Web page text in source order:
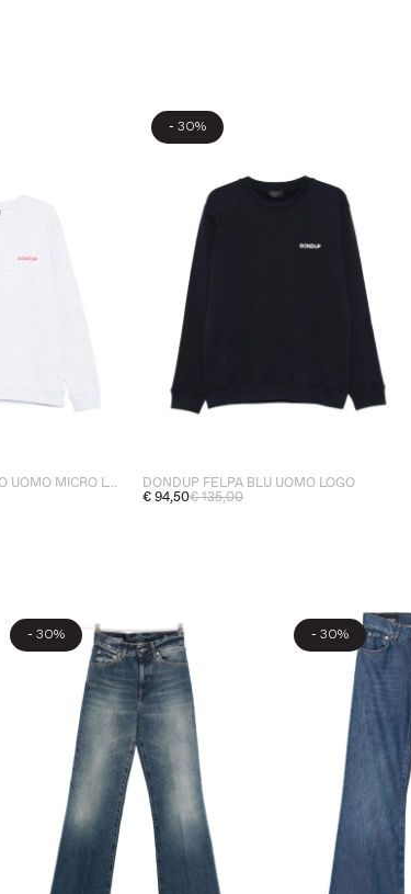
DONDUP FELPA GRIGIO UOMO MICRO LOGO
- 30%
DONDUP FELPA BLU UOMO LOGO
€ 94,50€ 135,00
- 30% - 30%